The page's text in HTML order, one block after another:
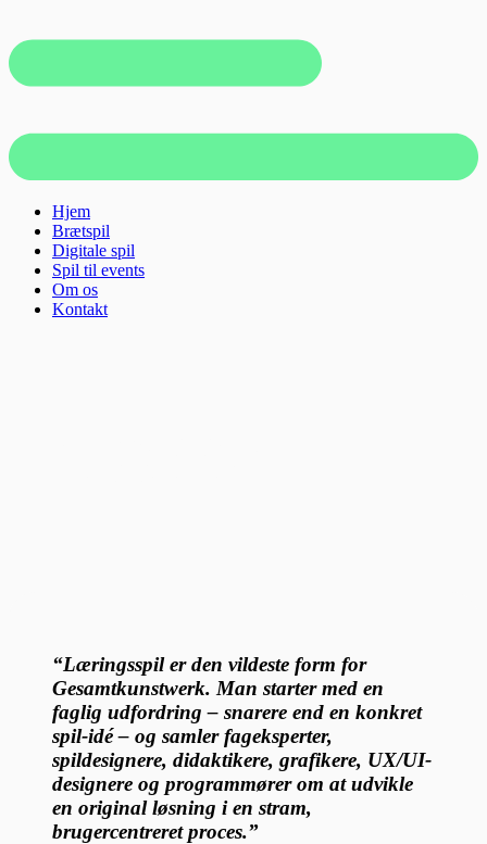
Hjem
Brætspil
Digitale spil
Spil til events
Om os
Kontakt
“Læringsspil er den vildeste form for
Gesamtkunstwerk. Man starter med en
faglig udfordring – snarere end en konkret
spil-idé – og samler fageksperter,
spildesignere, didaktikere, grafikere, UX/UI-
designere og programmører om at udvikle
en original løsning i en stram,
brugercentreret proces.”